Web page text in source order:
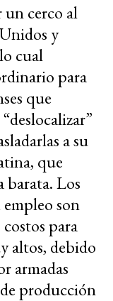
cerco al
y
cual
para
que
a su
que
barata. Los
son
para
altos, debido
armadas
producción